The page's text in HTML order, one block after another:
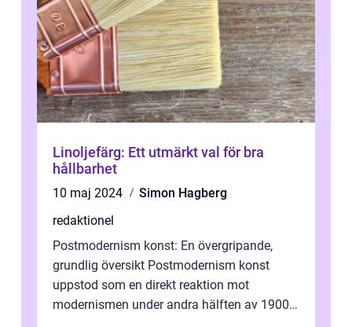
Linoljefärg: Ett utmärkt val för bra
hållbarhet
10 maj 2024
Simon Hagberg
redaktionel
Postmodernism konst: En övergripande,
grundlig översikt Postmodernism konst
uppstod som en direkt reaktion mot
modernismen under andra hälften av 1900-